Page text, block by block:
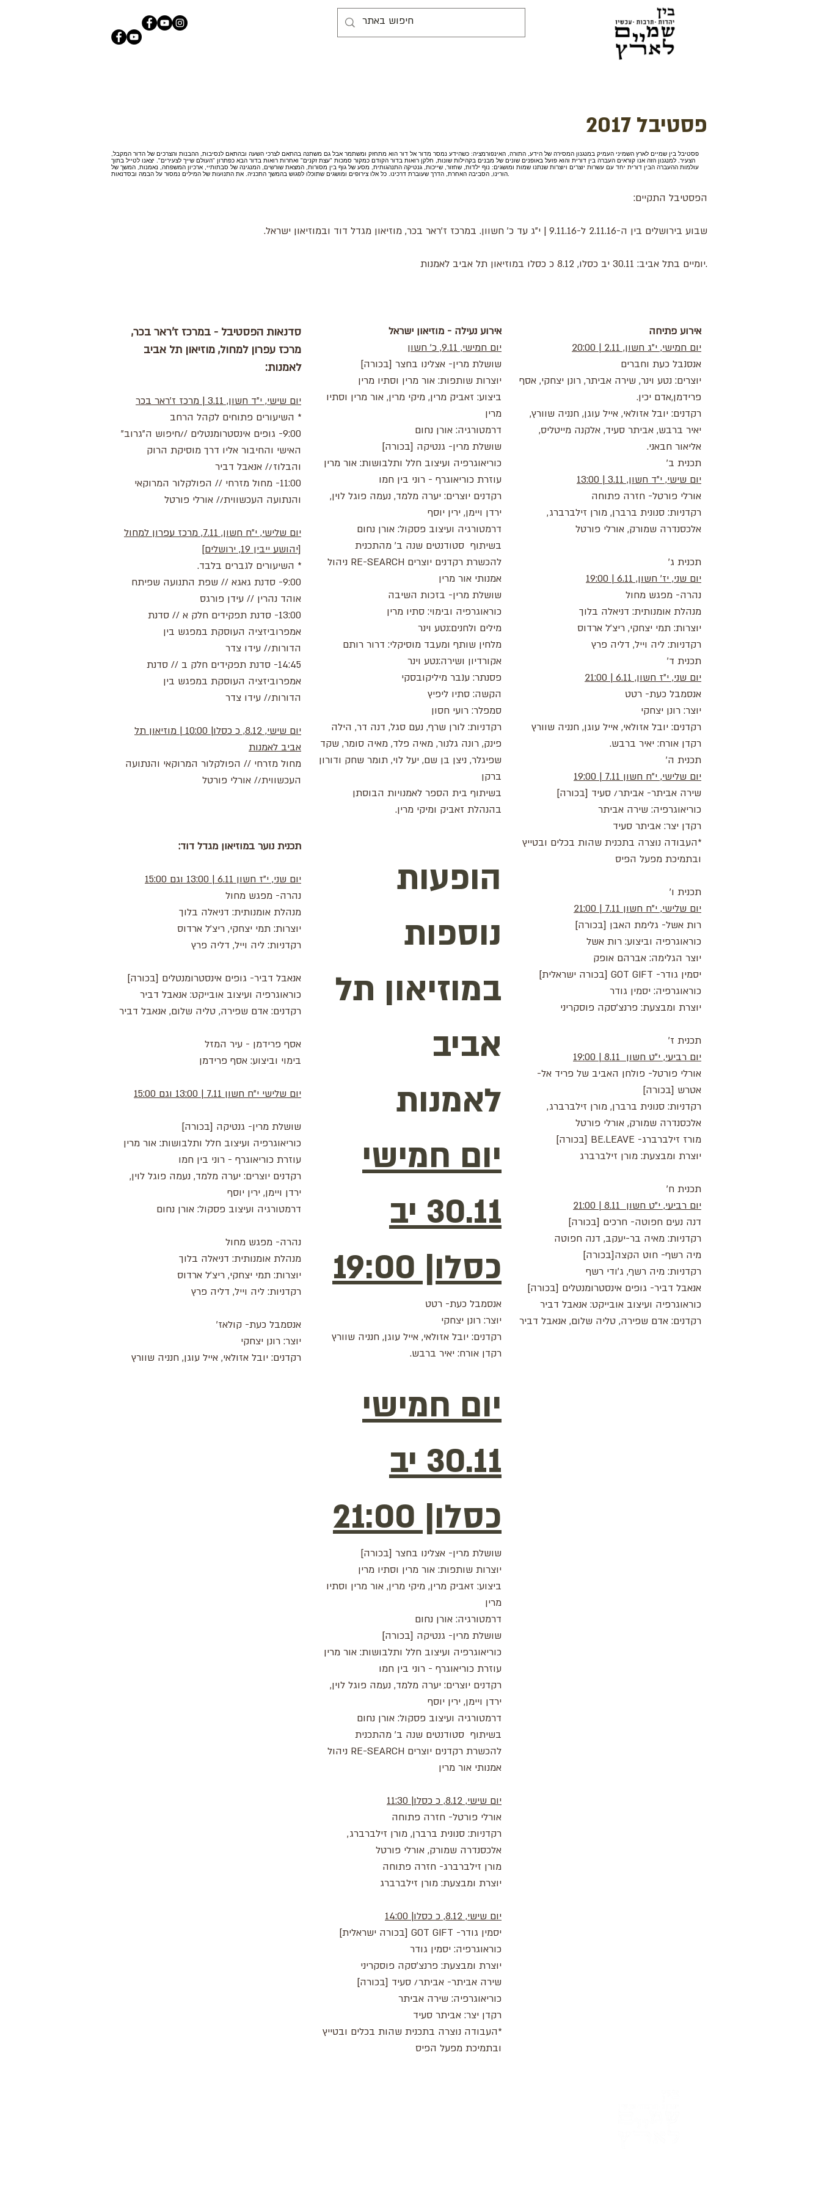
פסטיבל 2017
פסטיבל בין שמיים לארץ השמיני העמיק במנגנון המסירה של הידע, התורה, האינפורמציה: כשהידע נמסר מדור אל דור הוא מתחזק ומשתמר אבל גם משתנה בהתאם לצרכי השעה ובהתאם לנסיבות, ההבנות והצרכים של הדור המקבל,
הצעיר. למנגנון הזה אנו קוראים העברה בין דורית והוא פועל באופנים שונים של מבנים בקהילות שונות, חלקן רואות בדור הקודם כמקור סמכות "עצת זקנים" ואחרות רואות בדור הבא כפתרון "העולם שייך לצעירים". יצאנו לטייל בתוך
עולמות ההעברה הבין דורית יחד עם עשרות יוצרים ויוצרות שנתנו שמות ומושגים: נוף ילדות, שחזור, שייכות, גנטיקה התנהגותית, מסע של גוף בין מסורות, המצאת שורשים, המנגינה של סבתותיי, ארכיון המשפחה, נאמנות, המשך של
הפסטיבל התקיים:
שבוע בירושלים בין ה-2.11.16 ל-9.11.16 | י"ג עד כ' חשוון. במרכז ז'ראר בכר, מוזיאון מגדל דוד ובמוזיאון ישראל.
.יומיים בתל אביב: 30.11 יב כסלו, 8.12 כ כסלו במוזיאון תל אביב לאמנות
סדנאות הפסטיבל - במרכז ז'ראר בכר,
מרכז עפרון למחול, מוזיאון תל אביב
לאמנות:
יום שישי, י"ד חשון, 3.11 | מרכז ז'ראר בכר
* השיעורים פתוחים לקהל הרחב
9:00- גופים אינסטרומנטלים //חיפוש ה"גרוב"
האישי והחיבור אליו דרך מוסיקת הרוק
והבלוז// אנאבל דביר
11:00- מחול מזרחי // הפולקלור המרוקאי
והנתועה העכשווית// אורלי פורטל
יום שלישי, י"ח חשון, 7.11, מרכז עפרון למחול
[יהושע ייבין 19, ירושלים]
* השיעורים לגברים בלבד.
​9:00- סדנת גאגא // שפת התנועה שפיתח
אוהד נהרין // עידן פורגס
​13:00- סדנת תפקידים חלק א // סדנת
אמפרוביזציה העוסקת במפגש בין
הדורות// עידו צדר
14:45- סדנת תפקידים חלק ב // סדנת
אמפרוביזציה העוסקת במפגש בין
הדורות// עידו צדר
יום שישי, 8.12, כ כסלו| 10:00 | מוזיאון תל
אביב לאמנות
מחול מזרחי // הפולקלור המרוקאי והנתועה
העכשווית// אורלי פורטל
תכנית נוער במוזיאון מגדל דוד:
יום שני, י"ז חשון 6.11 | 13:00 וגם 15:00
נהרה- מפגש מחול
מנהלת אומנותית: דניאלה בלוך
יוצרות: תמי יצחקי, ריצ'ל ארדוס
רקדניות: ליה וייל, דליה פרץ
אנאבל דביר- גופים אינסטרומנטלים [בכורה]
כוראוגרפיה ועיצוב אובייקט: אנאבל דביר
רקדנים: אדם שפירה, טליה שלום, אנאבל דביר
אסף פרידמן - עיר המזל
בימוי וביצוע: אסף פרידמן
יום שלישי י"ח חשון 7.11 | 13:00 וגם 15:00
שושלת מרין- גנטיקה [בכורה]
כוריאוגרפיה ועיצוב חלל ותלבושות: אור מרין
עוזרת כוריאוגרף - רוני בין חמו
רקדנים יוצרים: יערה מלמד, נעמה פוגל לוין,
ירדן ויימן, ירין יוסף
דרמטורגיה ועיצוב פסקול: אורן נחום
נהרה- מפגש מחול
מנהלת אומנותית: דניאלה בלוך
יוצרות: תמי יצחקי, ריצ'ל ארדוס
רקדניות: ליה וייל, דליה פרץ
אנסמבל כעת- קולאז'
יוצר: רונן יצחקי
רקדנים: יובל אזולאי, אייל עוגן, חנניה שוורץ
אירוע נעילה - מוזיאון ישראל
יום חמישי, 9.11, כ' חשון
שושלת מרין- אצלינו בחצר [בכורה]
יוצרות שותפות: אור מרין וסתיו מרין
ביצוע: זאביק מרין, מיקי מרין, אור מרין וסתיו
מרין
דרמטורגיה: אורן נחום
שושלת מרין- גנטיקה [בכורה]
כוריאוגרפיה ועיצוב חלל ותלבושות: אור מרין
עוזרת כוריאוגרף - רוני בין חמו
רקדנים יוצרים: יערה מלמד, נעמה פוגל לוין,
ירדן ויימן, ירין יוסף
דרמטורגיה ועיצוב פסקול: אורן נחום
בשיתוף סטודנטים שנה ב׳ מהתכנית
להכשרת רקדנים יוצרים RE-SEARCH ניהול
אמנותי אור מרין
שושלת מרין- בזכות השיבה
כוראוגרפיה ובימוי: סתיו מרין
מילים ולחנים:נטע וינר
מלחין שותף ומעבד מוסיקלי: דרור רותם
אקורדיון ושירה:נטע וינר
פסנתר: ענבר מיליקובסקי
הקשה: סתיו ליפיץ
סמפלר: רועי חסון
רקדניות: לורן שרף, נעם סגל, דנה דר, הילה
פינק, רונה גלנור, מאיה פלד, מאיה סומר, שקד
שפיגלר, ניצן בן שם, יעל לוי, תומר שחק ודורון
ברקן
בשיתוף בית הספר לאמנויות הבוסתן
בהנהלת זאביק ומיקי מרין.
הופעות
נוספות
במוזיאון תל
אביב
לאמנות
יום חמישי
30.11 יב
כסלו| 19:00
אנסמבל כעת- רטט
יוצר: רונן יצחקי
רקדנים: יובל אזולאי, אייל עוגן, חנניה שוורץ
רקדן אורח: יאיר ברבש.
יום חמישי
30.11 יב
כסלו| 21:00
שושלת מרין- אצלינו בחצר [בכורה]
יוצרות שותפות: אור מרין וסתיו מרין
ביצוע: זאביק מרין, מיקי מרין, אור מרין וסתיו
מרין
דרמטורגיה: אורן נחום
שושלת מרין- גנטיקה [בכורה]
כוריאוגרפיה ועיצוב חלל ותלבושות: אור מרין
עוזרת כוריאוגרף - רוני בין חמו
רקדנים יוצרים: יערה מלמד, נעמה פוגל לוין,
ירדן ויימן, ירין יוסף
דרמטורגיה ועיצוב פסקול: אורן נחום
בשיתוף סטודנטים שנה ב׳ מהתכנית
להכשרת רקדנים יוצרים RE-SEARCH ניהול
אמנותי אור מרין
יום שישי, 8.12, כ כסלו| 11:30
אורלי פורטל- חזרה פתוחה
רקדניות: סנונית ברברן, מורן זילברברג,
אלכסנדרה שמורק, אורלי פורטל
מורן זילברברג- חזרה פתוחה
יוצרת ומבצעת: מורן זילברברג
יום שישי, 8.12, כ כסלו| 14:00
יסמין גודר- GOT GIFT [בכורה ישראלית]
כוראוגרפיה: יסמין גודר
יוצרת ומבצעת: פרנצ'סקה פוסקריני
שירה אביתר- אביתר/ סעיד [בכורה]
כוריאוגרפיה: שירה אביתר
רקדן יצר: אביתר סעיד
*העבודה נוצרה בתכנית שהות בכלים ובטייץ
ובתמיכת מפעל הפיס​
אירוע פתיחה
יום חמישי, י"ג חשון, 2.11 | 20:00
אנסנבל כעת וחברים
יוצרים: נטע וינר, שירה אביתר, רונן יצחקי, אסף
פרידמן,אדם יכין.
רקדנים: יובל אזולאי, אייל עוגן, חנניה שוורץ,
יאיר ברבש, אביתר סעיד, אלקנה מייטליס,
אליאור חבאני.
תכנית ב'
יום שישי, י"ד חשון, 3.11 | 13:00
אורלי פורטל- חזרה פתוחה
רקדניות: סנונית ברברן, מורן זילברברג,
אלכסנדרה שמורק, אורלי פורטל
תכנית ג'
יום שני, יז' חשון, 6.11 | 19:00
נהרה- מפגש מחול
מנהלת אומנותית: דניאלה בלוך
יוצרות: תמי יצחקי, ריצ'ל ארדוס
רקדניות: ליה וייל, דליה פרץ
תכנית ד'
יום שני, י"ז חשון, 6.11 | 21:00
אנסמבל כעת- רטט
יוצר: רונן יצחקי
רקדנים: יובל אזולאי, אייל עוגן, חנניה שוורץ
רקדן אורח: יאיר ברבש.
תכנית ה'
יום שלישי, י"ח חשון 7.11 | 19:00
שירה אביתר- אביתר/ סעיד [בכורה]
כוריאוגרפיה: שירה אביתר
רקדן יצר: אביתר סעיד
*העבודה נוצרה בתכנית שהות בכלים ובטייץ
ובתמיכת מפעל הפיס
תכנית ו'
יום שלישי, י"ח חשון 7.11 | 21:00
רות אשל- גלימת האבן [בכורה]
כוראוגרפיה וביצוע: רות אשל
יוצר הגלימה: אברהם אופק
יסמין גודר- GOT GIFT [בכורה ישראלית]
כוראוגרפיה: יסמין גודר
יוצרת ומבצעת: פרנצ'סקה פוסקריני
תכנית ז'
יום רביעי, י"ט חשון 8.11 | 19:00
אורלי פורטל- פולחן האביב של פריד אל-
אטרש [בכורה]
רקדניות: סנונית ברברן, מורן זילברברג,
אלכסנדרה שמורק, אורלי פורטל
מורז זילברברג- BE.LEAVE [בכורה]
יוצרת ומבצעת: מורן זילברברג
תכנית ח'
יום רביעי, י"ט חשון 8.11 | 21:00
דנה נעים חפוטה- חרכים [בכורה]
רקדניות: מאיה בר-יעקב, דנה חפוטה
מיה רשף- חוט הקצה[בכורה]
רקדניות: מיה רשף, ג'ודי רשף
אנאבל דביר- גופים אינסטרומנטלים [בכורה]
כוראוגרפיה ועיצוב אובייקט: אנאבל דביר
רקדנים: אדם שפירה, טליה שלום, אנאבל דביר